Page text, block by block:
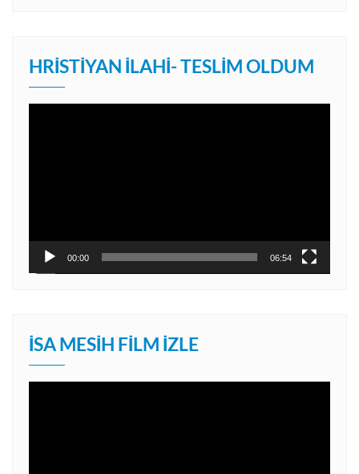
HRISTIYAN İLAHI- TESLIM OLDUM
00:00 06:54
İSA MESIH FILM İZLE